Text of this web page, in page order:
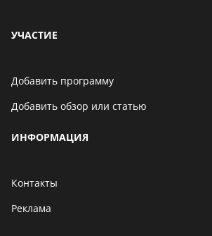
УЧАСТИЕ
Добавить программу
Добавить обзор или статью
ИНФОРМАЦИЯ
Контакты
Реклама